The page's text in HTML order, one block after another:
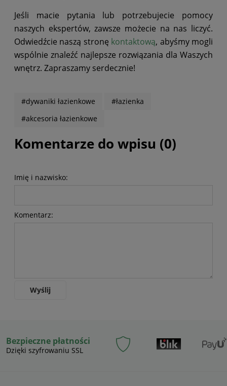
Jeśli macie pytania lub potrzebujecie pomocy
naszych ekspertów, zawsze możecie na nas liczyć.
Odwiedźcie naszą stronę kontaktową, abyśmy mogli
wspólnie znaleźć najlepsze rozwiązania dla Waszych
wnętrz. Zapraszamy serdecznie!
#dywaniki łazienkowe
#łazienka
#akcesoria łazienkowe
Komentarze do wpisu (0)
Imię i nazwisko:
Komentarz:
Wyślij
Bezpieczne płatności
Dzięki szyfrowaniu SSL